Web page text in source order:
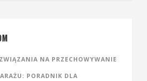
NA PRZECHOWYWANIE
PORADNIK DLA